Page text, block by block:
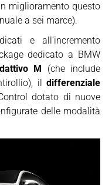
miglioramento questo
a sei marce).
e all’incremento
dedicato a BMW
M (che include
il differenziale
dotato di nuove
delle modalità